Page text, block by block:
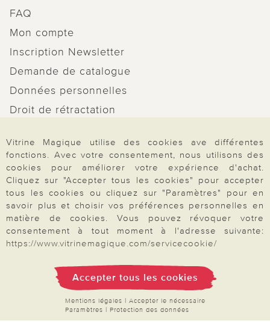
FAQ
Mon compte
Inscription Newsletter
Demande de catalogue
Données personnelles
Droit de rétractation
Paiement & Livraison
À propos de nous
Besoin d'aide?
Vitrine Magique utilise des cookies ave différentes
fonctions. Avec votre consentement, nous utilisons des
cookies pour améliorer votre expérience d'achat.
Cliquez sur "Accepter tous les cookies" pour accepter
tous les cookies ou cliquez sur "Paramètres" pour en
savoir plus et choisir vos préférences personnelles en
matière de cookies. Vous pouvez révoquer votre
consentement à tout moment à l'adresse suivante:
https://www.vitrinemagique.com/servicecookie/
Accepter tous les cookies
Mentions légales | Accepter le nécessaire
Paramètres | Protection des données